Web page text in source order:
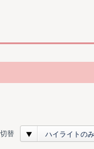
替 ハイライトの